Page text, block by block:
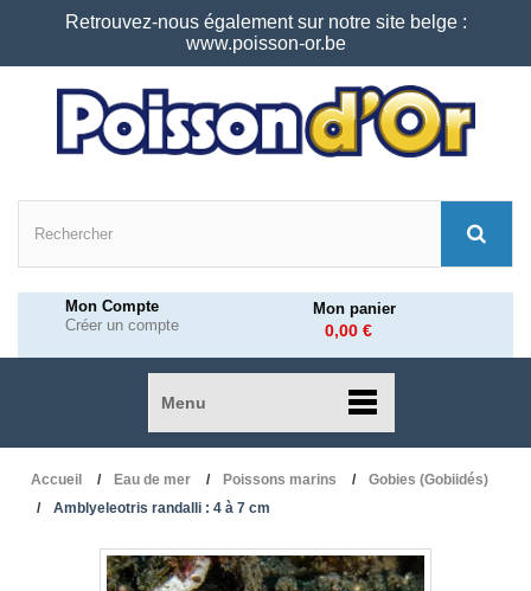
Retrouvez-nous également sur notre site belge :
www.poisson-or.be
Mon Compte
Créer un compte
Mon panier
0,00 €
Menu
Accueil Eau de mer Poissons marins
Gobies (Gobiidés)
Amblyeleotris randalli : 4 à 7 cm